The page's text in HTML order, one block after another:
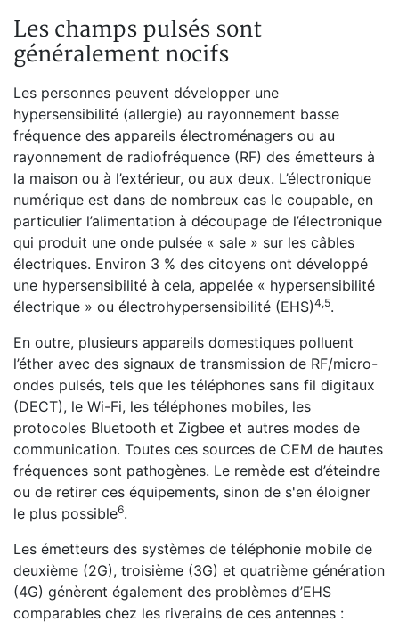
Les champs pulsés sont
généralement nocifs
Les personnes peuvent développer une
hypersensibilité (allergie) au rayonnement basse
fréquence des appareils électroménagers ou au
rayonnement de radiofréquence (RF) des émetteurs à
la maison ou à l’extérieur, ou aux deux. L’électronique
numérique est dans de nombreux cas le coupable, en
particulier l’alimentation à découpage de l’électronique
qui produit une onde pulsée « sale » sur les câbles
électriques. Environ 3 % des citoyens ont développé
une hypersensibilité à cela, appelée « hypersensibilité
électrique » ou électrohypersensibilité (EHS)4,5.
En outre, plusieurs appareils domestiques polluent
l’éther avec des signaux de transmission de RF/micro-
ondes pulsés, tels que les téléphones sans fil digitaux
(DECT), le Wi-Fi, les téléphones mobiles, les
protocoles Bluetooth et Zigbee et autres modes de
communication. Toutes ces sources de CEM de hautes
fréquences sont pathogènes. Le remède est d’éteindre
ou de retirer ces équipements, sinon de s'en éloigner
le plus possible6.
Les émetteurs des systèmes de téléphonie mobile de
deuxième (2G), troisième (3G) et quatrième génération
(4G) génèrent également des problèmes d’EHS
comparables chez les riverains de ces antennes :